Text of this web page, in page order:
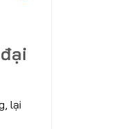
lại